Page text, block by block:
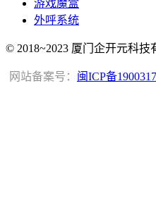
游戏魔盒
外呼系统
© 2018~2023 厦门企开元科技
网站备案号： 闽ICP备